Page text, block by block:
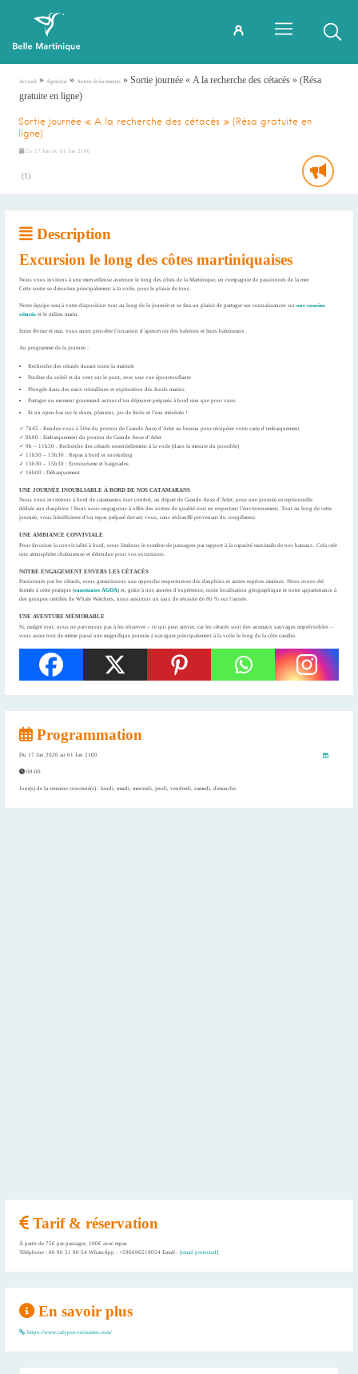
Accueil » Agendas » Autres événements » Sortie journée « A la recherche des cétacés » (Résa
gratuite en ligne)
Sortie journée « A la recherche des cétacés » (Résa gratuite en
ligne)
Du 17 Jan au 01 Jan 2100
(1)
Description
Excursion le long des côtes martiniquaises
Nous vous invitons à une merveilleuse aventure le long des côtes de la Martinique, en compagnie de passionnés de la mer.
Cette sortie se déroulera principalement à la voile, pour le plaisir de tous.
Notre équipe sera à votre disposition tout au long de la journée et se fera un plaisir de partager ses connaissances surnos cousins
cétacés et le milieu marin.
Entre février et mai, vous aurez peut-être l’occasion d’apercevoir des baleines et leurs baleineaux.
Au programme de la journée :
Recherche des cétacés durant toute la matinée
Profiter du soleil et du vent sur le pont, avec une vue époustouflante
Plongée dans des eaux cristallines et exploration des fonds marins
Partager un moment gourmand autour d’un déjeuner préparés à bord rien que pour vous
Et un open-bar sur le rhum, planteur, jus de fruits et l’eau minérale !
✓ 7h45 : Rendez-vous à 50m du ponton de Grande Anse d’Arlet au bureau pour récupérer votre carte d’embarquement
✓ 8h00 : Embarquement du ponton de Grande Anse d’Arlet
✓ 9h – 11h30 : Recherche des cétacés essentiellement à la voile (dans la mesure du possible)
✓ 11h30 – 13h30 : Repas à bord et snorkeling
✓ 13h30 – 15h30 : Ecotourisme et baignades
✓ 16h00 : Débarquement
UNE JOURNÉE INOUBLIABLE À BORD DE NOS CATAMARANS
Nous vous inviterons à bord de catamarans tout confort, au départ de Grande Anse d’Arlet, pour une journée exceptionnelle
dédiée aux dauphins ! Nous nous engageons à offrirdes sorties de qualité tout en respectant l’environnement. Tout au long de cette
journée, vous bénéficierez d’un repas préparé devant vous, sans réchauffé provenant du congélateur.
UNE AMBIANCE CONVIVIALE
Pour favoriser la convivialité à bord, nous limitons le nombre de passagers par rapport à la capacité maximale de nos bateaux. Cela crée
une atmosphère chaleureuse et détendue pour vos excursions.
NOTRE ENGAGEMENT ENVERS LES CÉTACÉS
Passionnés par les cétacés, nous garantissons une approche respectueuse des dauphins et autres espèces marines. Nous avons été
formés à cette pratique (sanctuaire AGOA) et, grâce à nos années d’expérience, notre localisation géographique et notre appartenance à
des groupes certifiés de Whale Watchers, nous assurons un taux de réussite de 80 % sur l’année.
UNE AVENTURE MÉMORABLE
Si, malgré tout, nous ne parvenons pas à les observer – ce qui peut arriver, car les cétacés sont des animaux sauvages imprévisibles –
vous aurez tout de même passé une magnifique journée à naviguer principalement à la voile le long de la côte caraïbe.
Programmation
Du 17 Jan 2026 au 01 Jan 2100
08:00
Jour(s) de la semaine concerné(s) : lundi, mardi, mercredi, jeudi, vendredi, samedi, dimanche
Tarif & réservation
À partir de 75€ par passager, 100€ avec repas
Téléphone : 06 96 51 90 54 WhatsApp : +596696519054 Email : [email protected]
En savoir plus
https://www.calypso-croisieres.com/